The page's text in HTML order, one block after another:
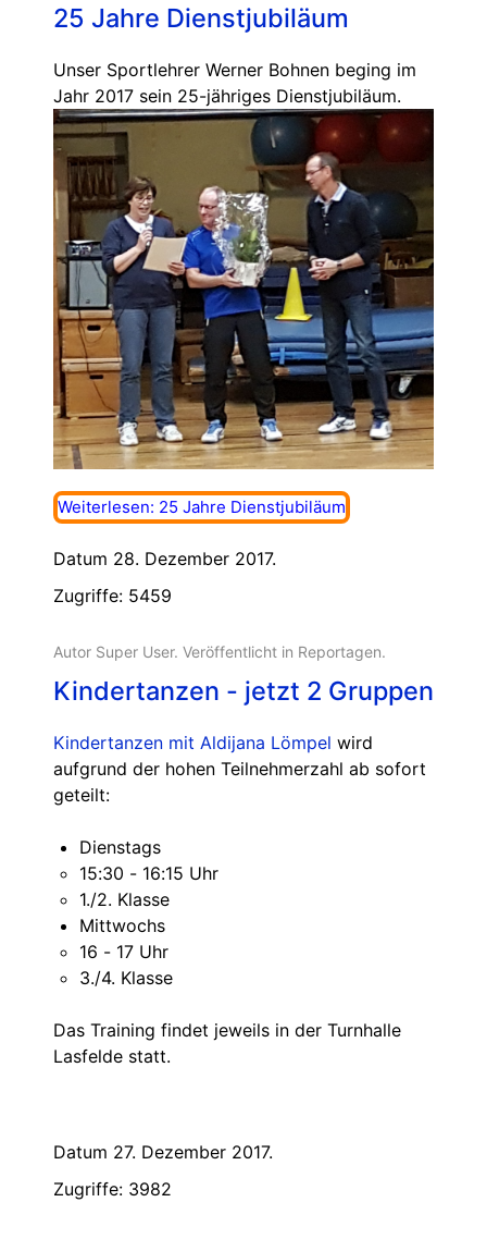
25 Jahre Dienstjubiläum
Unser Sportlehrer Werner Bohnen beging im
Jahr 2017 sein 25-jähriges Dienstjubiläum.
Weiterlesen: 25 Jahre Dienstjubiläum
Datum 28. Dezember 2017.
Zugriffe: 5459
Autor Super User. Veröffentlicht in Reportagen.
Kindertanzen - jetzt 2 Gruppen
Kindertanzen mit Aldijana Lömpel wird
aufgrund der hohen Teilnehmerzahl ab sofort
geteilt:
Dienstags
15:30 - 16:15 Uhr
1./2. Klasse
Mittwochs
16 - 17 Uhr
3./4. Klasse
Das Training findet jeweils in der Turnhalle
Lasfelde statt.
Datum 27. Dezember 2017.
Zugriffe: 3982